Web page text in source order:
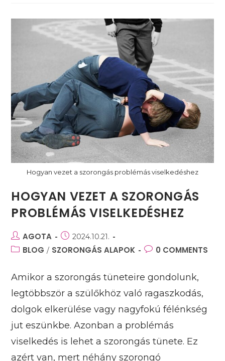
Miatt
Hogyan vezet a szorongás problémás viselkedéshez
HOGYAN VEZET A SZORONGÁS
PROBLÉMÁS VISELKEDÉSHEZ
Post
author:
AGOTA
Post
published:
2024.10.21.
PostBLOG / SZORONGÁS ALAPOK
Post0 COMMENTS
Amikor a szorongás tüneteire gondolunk,
legtöbbször a szülőkhöz való ragaszkodás,
dolgok elkerülése vagy nagyfokú félénkség
jut eszünkbe. Azonban a problémás
viselkedés is lehet a szorongás tünete. Ez
azért van, mert néhány szorongó